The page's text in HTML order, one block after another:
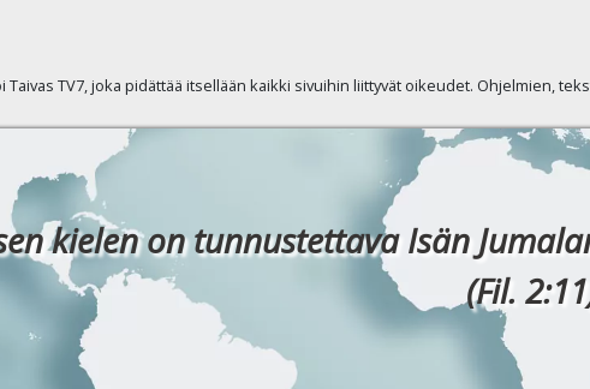
Taivas TV7, joka pidättää itsellään kaikki sivuihin liittyvät oikeudet. Ohjelmien,
kielen on tunnustettava Isän
(Fil.